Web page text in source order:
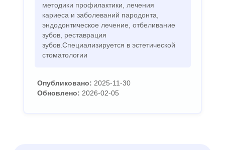
методики профилактики, лечения
кариеса и заболеваний пародонта,
эндодонтическое лечение, отбеливание
зубов, реставрация
зубов.Специализируется в эстетической
стоматологии
Опубликовано: 2025-11-30
Обновлено: 2026-02-05